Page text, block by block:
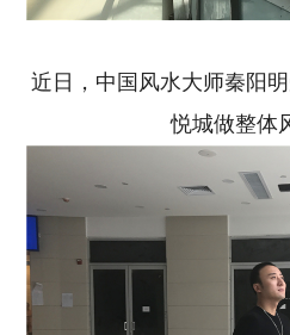
近日，中国风水大师秦阳
悦城做整体